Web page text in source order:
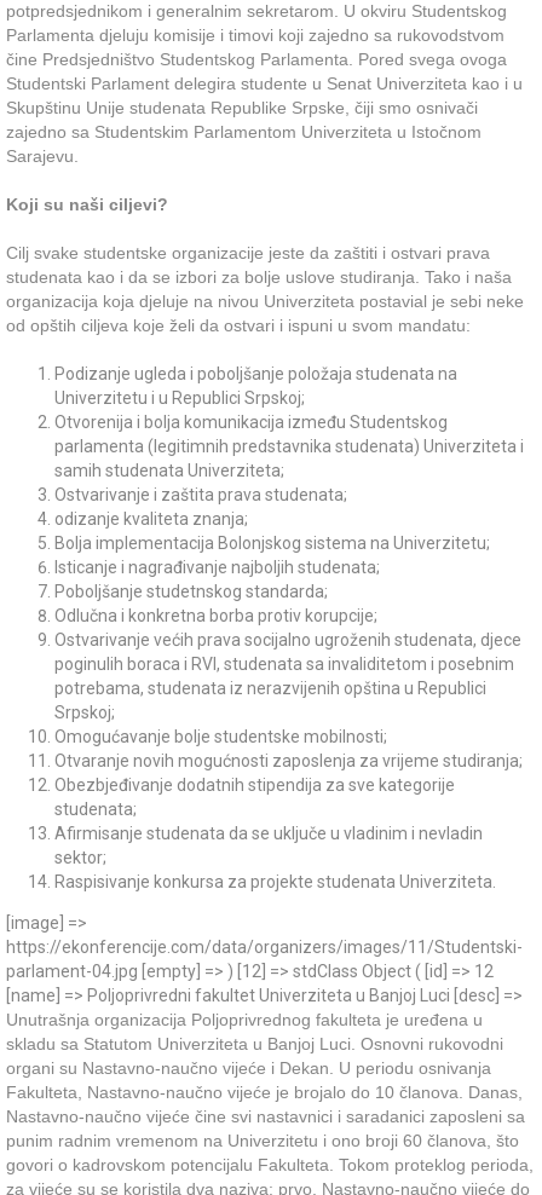
potpredsjednikom i generalnim sekretarom. U okviru Studentskog
Parlamenta djeluju komisije i timovi koji zajedno sa rukovodstvom
čine Predsjedništvo Studentskog Parlamenta. Pored svega ovoga
Studentski Parlament delegira studente u Senat Univerziteta kao i u
Skupštinu Unije studenata Republike Srpske, čiji smo osnivači
zajedno sa Studentskim Parlamentom Univerziteta u Istočnom
Sarajevu.
Koji su naši ciljevi?
Cilj svake studentske organizacije jeste da zaštiti i ostvari prava
studenata kao i da se izbori za bolje uslove studiranja. Tako i naša
organizacija koja djeluje na nivou Univerziteta postavial je sebi neke
od opštih ciljeva koje želi da ostvari i ispuni u svom mandatu:
Podizanje ugleda i poboljšanje položaja studenata na
Univerzitetu i u Republici Srpskoj;
Otvorenija i bolja komunikacija između Studentskog
parlamenta (legitimnih predstavnika studenata) Univerziteta i
samih studenata Univerziteta;
Ostvarivanje i zaštita prava studenata;
odizanje kvaliteta znanja;
Bolja implementacija Bolonjskog sistema na Univerzitetu;
Isticanje i nagrađivanje najboljih studenata;
Poboljšanje studetnskog standarda;
Odlučna i konkretna borba protiv korupcije;
Ostvarivanje većih prava socijalno ugroženih studenata, djece
poginulih boraca i RVI, studenata sa invaliditetom i posebnim
potrebama, studenata iz nerazvijenih opština u Republici
Srpskoj;
Omogućavanje bolje studentske mobilnosti;
Otvaranje novih mogućnosti zaposlenja za vrijeme studiranja;
Obezbjeđivanje dodatnih stipendija za sve kategorije
studenata;
Afirmisanje studenata da se uključe u vladinim i nevladin
sektor;
Raspisivanje konkursa za projekte studenata Univerziteta.
[image] =>
https://ekonferencije.com/data/organizers/images/11/Studentski-
parlament-04.jpg [empty] => ) [12] => stdClass Object ( [id] => 12
[name] => Poljoprivredni fakultet Univerziteta u Banjoj Luci [desc] =>
Unutrašnja organizacija Poljoprivrednog fakulteta je uređena u
skladu sa Statutom Univerziteta u Banjoj Luci. Osnovni rukovodni
organi su Nastavno-naučno vijeće i Dekan. U periodu osnivanja
Fakulteta, Nastavno-naučno vijeće je brojalo do 10 članova. Danas,
Nastavno-naučno vijeće čine svi nastavnici i saradanici zaposleni sa
punim radnim vremenom na Univerzitetu i ono broji 60 članova, što
govori o kadrovskom potencijalu Fakulteta. Tokom proteklog perioda,
za vijeće su se koristila dva naziva: prvo, Nastavno-naučno vijeće do